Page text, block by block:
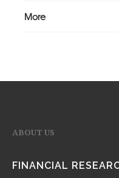
More
ABOUT US
FINANCIAL